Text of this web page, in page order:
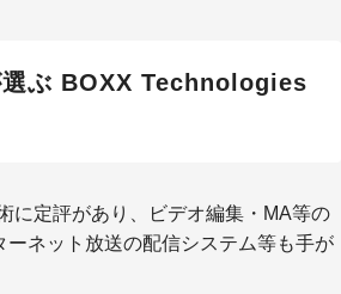
選ぶ BOXX Technologies
に定評があり、ビデオ編集・MA等の
ネット放送の配信システム等も手が